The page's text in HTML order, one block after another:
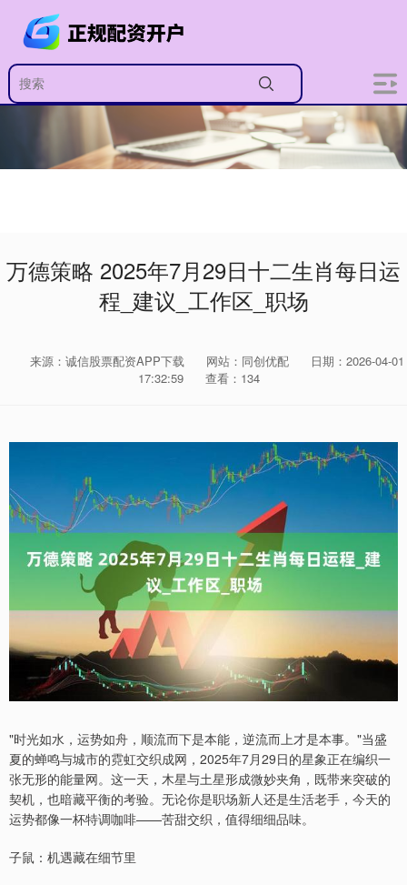
万德策略 2025年7月29日十二生肖每日运
程_建议_工作区_职场
来源：诚信股票配资APP下载 网站：同创优配
日期：2026-04-01
17:32:59
查看：134
"时光如水，运势如舟，顺流而下是本能，逆流而上才是本事。"当盛
夏的蝉鸣与城市的霓虹交织成网，2025年7月29日的星象正在编织一
张无形的能量网。这一天，木星与土星形成微妙夹角，既带来突破的
契机，也暗藏平衡的考验。无论你是职场新人还是生活老手，今天的
运势都像一杯特调咖啡——苦甜交织，值得细细品味。
子鼠：机遇藏在细节里